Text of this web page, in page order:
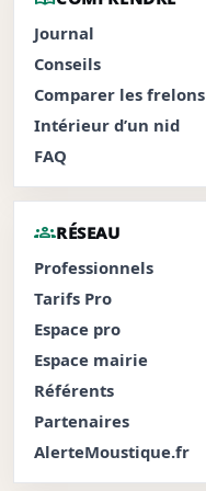
Journal
Conseils
Comparer les frelons
Intérieur d’un nid
FAQ
groupsRÉSEAU
Professionnels
Tarifs Pro
Espace pro
Espace mairie
Référents
Partenaires
AlerteMoustique.fr